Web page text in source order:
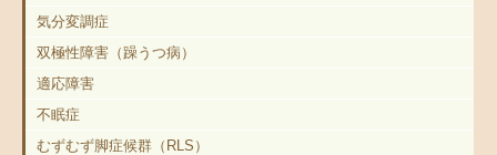
気分変調症
双極性障害（躁うつ病）
適応障害
不眠症
むずむず脚症候群（RLS）